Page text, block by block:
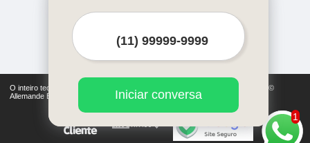
O inteiro teor deste site está sujeito à proteção de direitos autorais. Copyright©
Allemande Escola de Música (Lei 9610 de 19/02/1998)
1
Iniciar conversa